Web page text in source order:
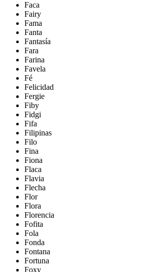
Faca
Fairy
Fama
Fanta
Fantasía
Fara
Farina
Favela
Fé
Felicidad
Fergie
Fiby
Fidgi
Fifa
Filipinas
Filo
Fina
Fiona
Flaca
Flavia
Flecha
Flor
Flora
Florencia
Fofita
Fola
Fonda
Fontana
Fortuna
Foxy